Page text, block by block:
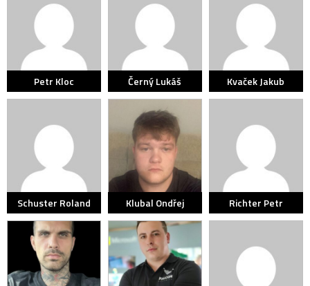
Petr Kloc Černý Lukáš Kvaček Jakub
Schuster Roland Klubal Ondřej Richter Petr